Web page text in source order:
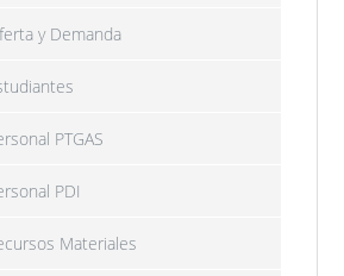
y Demanda
PTGAS
PDI
Materiales